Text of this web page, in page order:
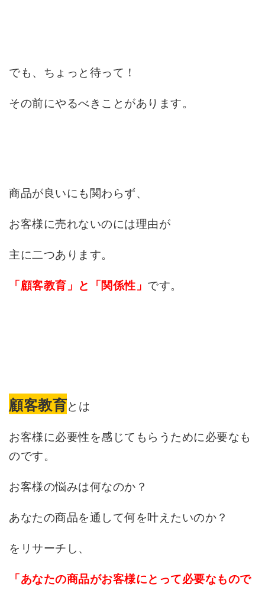
でも、ちょっと待って！
その前にやるべきことがあります。
商品が良いにも関わらず、
お客様に売れないのには理由が
主に二つあります。
「顧客教育」と「関係性」 です。
顧客教育とは
お客様に必要性を感じてもらうために必要なも
のです。
お客様の悩みは何なのか？
あなたの商品を通して何を叶えたいのか？
をリサーチし、
「あなたの商品がお客様にとって必要なもので